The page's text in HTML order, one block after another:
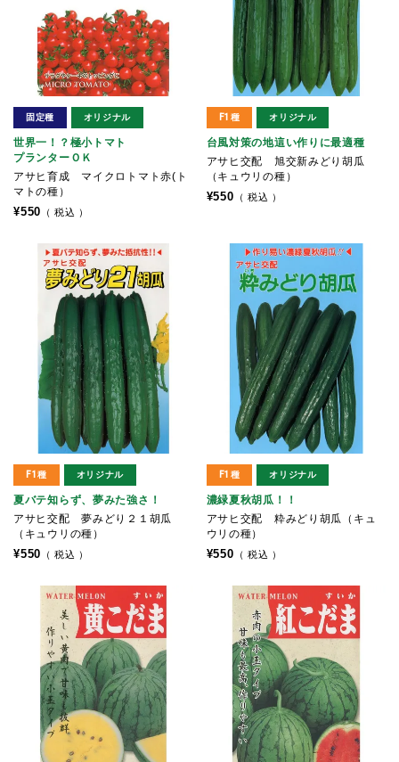
固定種 オリジナル
世界一！？極小トマト
プランターＯＫ
アサヒ育成 マイクロトマト赤(ト
マトの種）
¥550 税込
F1種 オリジナル
台風対策の地這い作りに最適種
アサヒ交配 旭交新みどり胡瓜
（キュウリの種）
¥550 税込
F1種 オリジナル
夏バテ知らず、夢みた強さ！
アサヒ交配 夢みどり２１胡瓜
（キュウリの種）
¥550 税込
F1種 オリジナル
濃緑夏秋胡瓜！！
アサヒ交配 粋みどり胡瓜（キュ
ウリの種）
¥550 税込